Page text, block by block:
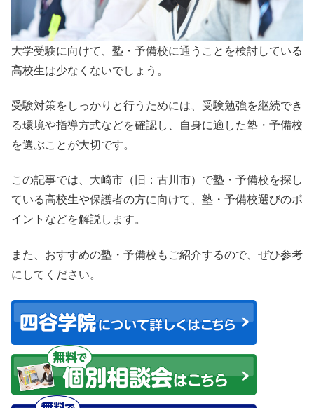
大学受験に向けて、塾・予備校に通うことを検討している
高校生は少なくないでしょう。
受験対策をしっかりと行うためには、受験勉強を継続でき
る環境や指導方式などを確認し、自身に適した塾・予備校
を選ぶことが大切です。
この記事では、大崎市（旧：古川市）で塾・予備校を探し
ている高校生や保護者の方に向けて、塾・予備校選びのポ
イントなどを解説します。
また、おすすめの塾・予備校もご紹介するので、ぜひ参考
にしてください。